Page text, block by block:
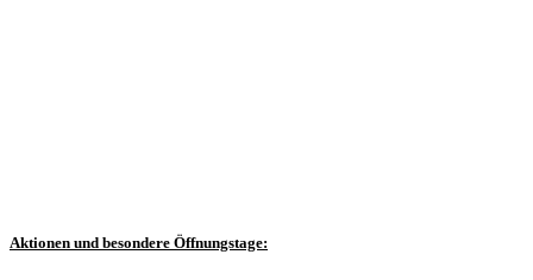
Aktionen und besondere Öffnungstage: